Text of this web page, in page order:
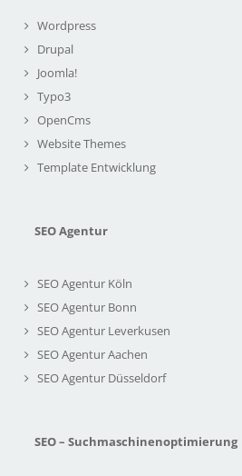
Wordpress
Drupal
Joomla!
Typo3
OpenCms
Website Themes
Template Entwicklung
SEO Agentur
SEO Agentur Köln
SEO Agentur Bonn
SEO Agentur Leverkusen
SEO Agentur Aachen
SEO Agentur Düsseldorf
SEO – Suchmaschinenoptimierung